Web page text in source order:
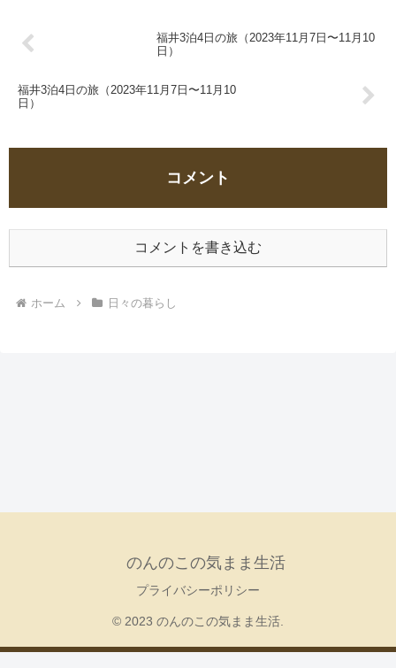
福井3泊4日の旅（2023年11月7日〜11月10
日）
福井3泊4日の旅（2023年11月7日〜11月10
日）
コメント
コメントを書き込む
ホーム 日々の暮らし
のんのこの気まま生活
プライバシーポリシー
© 2023 のんのこの気まま生活.